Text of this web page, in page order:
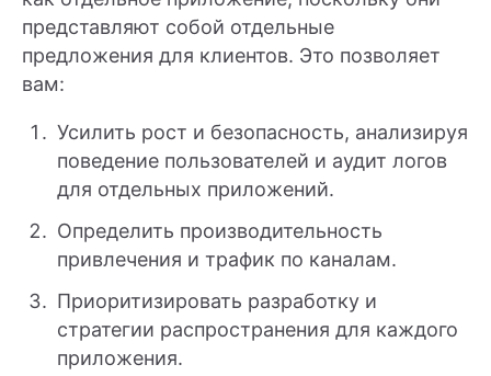
представляют собой отдельные
предложения для клиентов. Это позволяет
вам:
Усилить рост и безопасность, анализируя
поведение пользователей и аудит логов
для отдельных приложений.
Определить производительность
привлечения и трафик по каналам.
Приоритизировать разработку и
стратегии распространения для каждого
приложения.